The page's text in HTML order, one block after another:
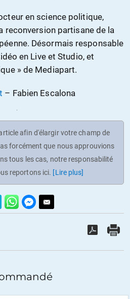
en science politique,
reconversion partisane de la
Désormais responsable
en Live et Studio, et
» de Mediapart.
– Fabien Escalona
afin d'élargir votre champ de
forcément que nous approuvions
tous les cas, notre responsabilité
reportons ici. [Lire plus]